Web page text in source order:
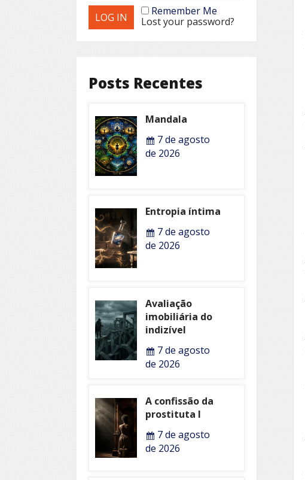
Remember Me
Lost your password?
Posts Recentes
Mandala
7 de agosto
de 2026
Entropia íntima
7 de agosto
de 2026
Avaliação
imobiliária do
indizível
7 de agosto
de 2026
A confissão da
prostituta I
7 de agosto
de 2026